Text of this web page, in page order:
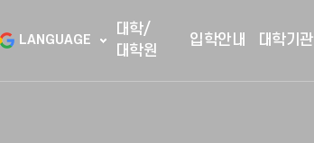
LANGUAGE
대학/
대학원
입학안내 대학기관